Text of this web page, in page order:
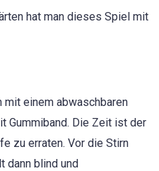
hat man dieses Spiel mit
einem abwaschbaren
Gummiband. Die Zeit ist der
zu erraten. Vor die Stirn
dann blind und